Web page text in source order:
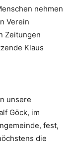
nehmen
Verein
Zeitungen
Klaus
unsere
Göck, im
fest,
die